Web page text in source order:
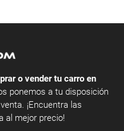
o vender tu carro en
ponemos a tu disposición
¡Encuentra las
al mejor precio!